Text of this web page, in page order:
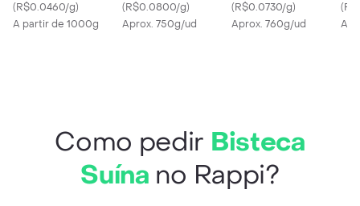
(R$0.0460/g)
A partir de 1000g
(R$0.0800/g)
Aprox. 750g/ud
Pedaço Bandeja
(R$0.0730/g)
Aprox. 760g/ud
(
Como pedir Bisteca
Suína no Rappi?